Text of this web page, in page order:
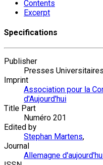
Contents
Excerpt
Specifications
Publisher
Presses
Imprint
Association pour la
d'Aujourd'hui
Title Part
Numéro 201
Edited by
Stephan Martens,
Journal
Allemagne